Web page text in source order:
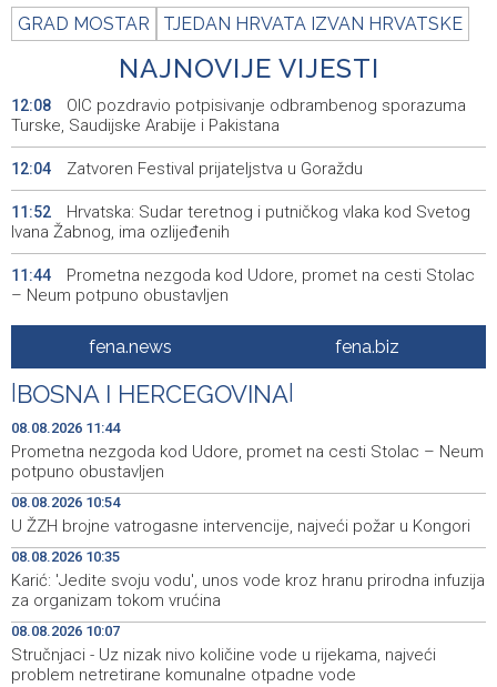
GRAD MOSTAR TJEDAN HRVATA IZVAN HRVATSKE
NAJNOVIJE VIJESTI
12:08
OIC pozdravio potpisivanje odbrambenog sporazuma
Turske, Saudijske Arabije i Pakistana
12:04 Zatvoren Festival prijateljstva u Goraždu
11:52
Hrvatska: Sudar teretnog i putničkog vlaka kod Svetog
Ivana Žabnog, ima ozlijeđenih
11:44
Prometna nezgoda kod Udore, promet na cesti Stolac
– Neum potpuno obustavljen
'ELVIS, moj komšija' najbolji muzički dokumentarni film na
City film festu u Niškoj Banji
11:16
Zračna luka Split rekordna u Hrvatskoj sa 770 tisuća
putnika u srpnju
11:09
Svečani doček Zelenskog u Beogradu, u fokusu
razgovora odnosi Srbije i Ukrajine
10:54
U ŽZH brojne vatrogasne intervencije, najveći požar u
Kongori
10:35
Karić: 'Jedite svoju vodu', unos vode kroz hranu prirodna
infuzija za organizam tokom vrućina
10:08
Obustavljen saobraćaj na magistralnoj cesti Stolac-
Neum, kod mjesta Udora, zbog nezgode
fena.news fena.biz
BOSNA I HERCEGOVINA
08.08.2026 11:44
Prometna nezgoda kod Udore, promet na cesti Stolac – Neum
potpuno obustavljen
08.08.2026 10:54
U ŽZH brojne vatrogasne intervencije, najveći požar u Kongori
08.08.2026 10:35
Karić: 'Jedite svoju vodu', unos vode kroz hranu prirodna infuzija
za organizam tokom vrućina
08.08.2026 10:07
Stručnjaci - Uz nizak nivo količine vode u rijekama, najveći
problem netretirane komunalne otpadne vode